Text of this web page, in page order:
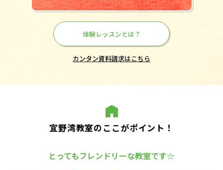
体験レッスンとは？
カンタン資料請求はこちら
宜野湾教室のここがポイント！
とってもフレンドリーな教室です☆